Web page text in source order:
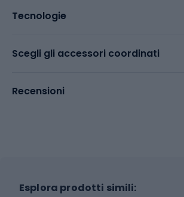
Tecnologie
Scegli gli accessori coordinati
Recensioni
Esplora prodotti simili: